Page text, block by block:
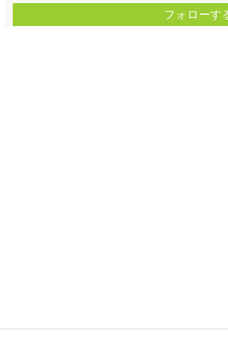
フォローす